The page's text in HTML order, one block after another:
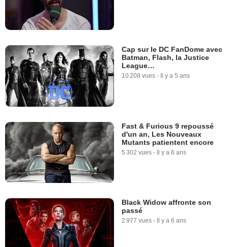
Cap sur le DC FanDome avec
Batman, Flash, la Justice
League…
10 208 vues - Il y a 5 ans
Fast & Furious 9 repoussé
d'un an, Les Nouveaux
Mutants patientent encore
5 302 vues - Il y a 6 ans
Black Widow affronte son
passé
2 977 vues - Il y a 6 ans